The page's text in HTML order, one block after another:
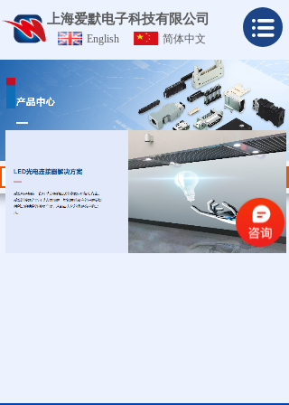
上海爱默电子科技有限公司
English 简体中文
行业简介